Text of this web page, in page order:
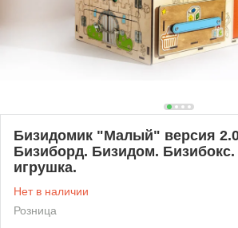
Бизидомик "Малый" версия
Бизиборд. Бизидом.
игрушка.
Нет в наличии
Розница